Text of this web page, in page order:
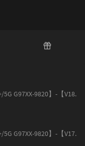
章
5G G97XX-9820】-【V18.
5G G97XX-9820】-【V17.